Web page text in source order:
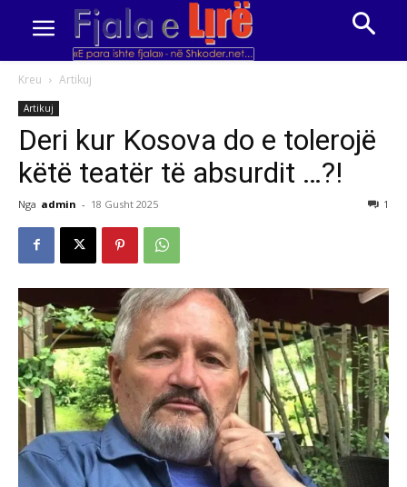
Kreu Artikuj
Artikuj
Deri kur Kosova do e tolerojë
këtë teatër të absurdit …?!
Nga admin - 18 Gusht 2025 1